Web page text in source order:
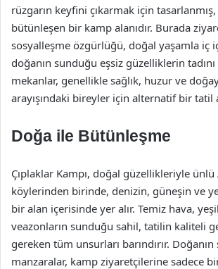
rüzgarın keyfini çıkarmak için tasarlanmış,
bütünleşen bir kamp alanıdır. Burada
sosyalleşme özgürlüğü, doğal yaşamla iç
doğanın sunduğu eşsiz güzelliklerin
mekanlar, genellikle sağlık, huzur ve
arayışındaki bireyler için alternatif bir tatil
Doğa ile Bütünleşme
Çıplaklar Kampı, doğal güzellikleriyle ünlü
köylerinden birinde, denizin, güneşin ve
bir alan içerisinde yer alır. Temiz hava,
veazonların sunduğu sahil, tatilin kaliteli
gereken tüm unsurları barındırır.
manzaralar, kamp ziyaretçilerine sadece